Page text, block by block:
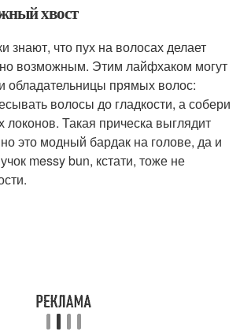
хвост
знают, что пух на волосах делает
возможным. Этим лайфхаком могут
обладательницы прямых волос:
волосы до гладкости, а собери
локонов. Такая прическа выглядит
это модный бардак на голове, да и
messy bun, кстати, тоже не